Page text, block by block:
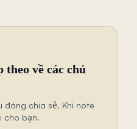
về các chủ
đáng chia sẻ. Khi note
cho bạn.